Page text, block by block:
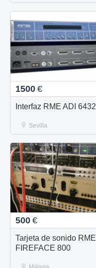
1500 €
Interfaz RME ADI 6432
Sevilla
500 €
Tarjeta de sonido RME
FIREFACE 800